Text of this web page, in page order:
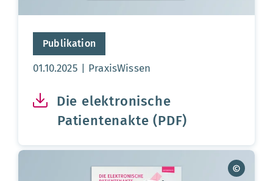
Publikation
Aktualisierungsdatum:
01.10.2025 PraxisWissen
Die elektronische
Patientenakte (PDF)